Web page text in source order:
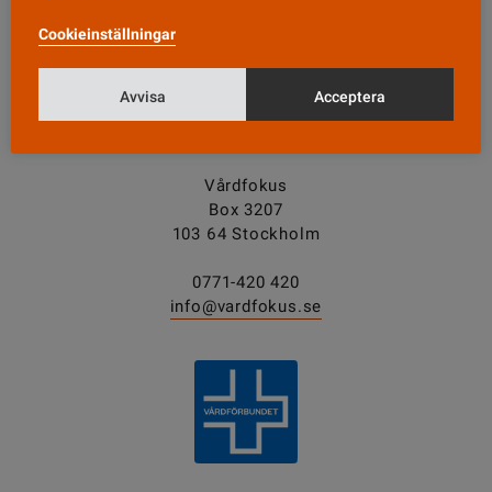
Vårdfokus
Box 3207
103 64 Stockholm
0771-420 420
info@vardfokus.se
Cookieinställningar
Avvisa Acceptera